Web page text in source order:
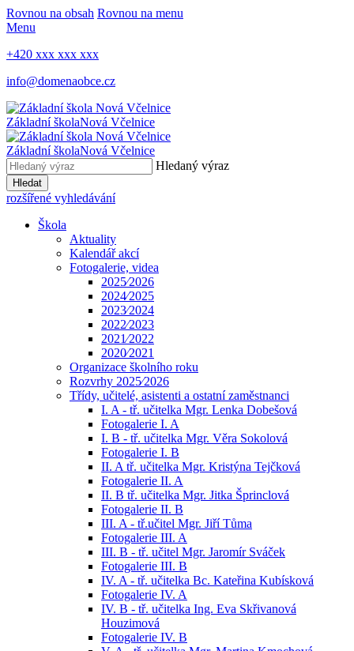
Rovnou na obsah Rovnou na menu
Menu
+420 xxx xxx xxx
info@domenaobce.cz
Základní školaNová Včelnice
Základní školaNová Včelnice
Hledaný výraz
Hledat
rozšířené vyhledávání
Škola
Aktuality
Kalendář akcí
Fotogalerie, videa
2025⁄2026
2024⁄2025
2023⁄2024
2022⁄2023
2021⁄2022
2020⁄2021
Organizace školního roku
Rozvrhy 2025⁄2026
Třídy, učitelé, asistenti a ostatní zaměstnanci
I. A - tř. učitelka Mgr. Lenka Dobešová
Fotogalerie I. A
I. B - tř. učitelka Mgr. Věra Sokolová
Fotogalerie I. B
II. A tř. učitelka Mgr. Kristýna Tejčková
Fotogalerie II. A
II. B tř. učitelka Mgr. Jitka Šprinclová
Fotogalerie II. B
III. A - tř.učitel Mgr. Jiří Tůma
Fotogalerie III. A
III. B - tř. učitel Mgr. Jaromír Sváček
Fotogalerie III. B
IV. A - tř. učitelka Bc. Kateřina Kubísková
Fotogalerie IV. A
IV. B - tř. učitelka Ing. Eva Skřivanová
Houzimová
Fotogalerie IV. B